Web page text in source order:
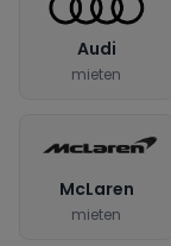
Audi
mieten
McLaren
mieten